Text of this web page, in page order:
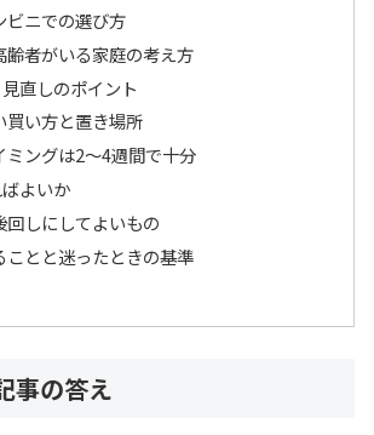
ビニでの選び方
齢者がいる家庭の考え方
直しのポイント
買い方と置き場所
ミングは2〜4週間で十分
よいか
回しにしてよいもの
ことと迷ったときの基準
事の答え